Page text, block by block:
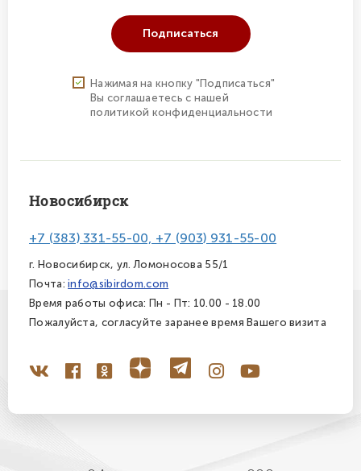
Подписаться
Нажимая на кнопку "Подписаться"
Вы соглашаетесь с нашей
политикой конфиденциальности
Новосибирск
+7 (383) 331-55-00, +7 (903) 931-55-00
г. Новосибирск, ул. Ломоносова 55/1
Почта:info@sibirdom.com
Время работы офиса: Пн - Пт: 10.00 - 18.00
Пожалуйста, согласуйте заранее время Вашего визита